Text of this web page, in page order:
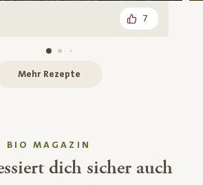
7
Mehr Rezepte
BIO MAGAZIN
dich sicher auch